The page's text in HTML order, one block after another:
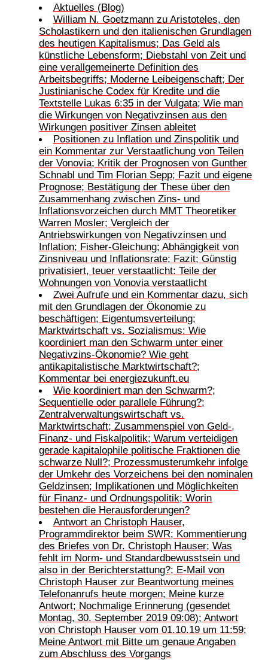
Aktuelles (Blog)
William N. Goetzmann zu Aristoteles, den
Scholastikern und den italienischen Grundlagen
des heutigen Kapitalismus; Das Geld als
künstliche Lebensform; Diebstahl von Zeit und
eine verallgemeinerte Definition des
Arbeitsbegriffs; Moderne Leibeigenschaft; Der
Justinianische Codex für Kredite und die
Textstelle Lukas 6:35 in der Vulgata; Wie man
die Wirkungen von Negativzinsen aus den
Wirkungen positiver Zinsen ableitet
Positionen zu Inflation und Zinspolitik und
ein Kommentar zur Verstaatlichung von Teilen
der Vonovia; Kritik der Prognosen von Gunther
Schnabl und Tim Florian Sepp; Fazit und eigene
Prognose; Bestätigung der These über den
Zusammenhang zwischen Zins- und
Inflationsvorzeichen durch MMT Theoretiker
Warren Mosler; Vergleich der
Antriebswirkungen von Negativzinsen und
Inflation; Fisher-Gleichung; Abhängigkeit von
Zinsniveau und Inflationsrate; Fazit; Günstig
privatisiert, teuer verstaatlicht: Teile der
Wohnungen von Vonovia verstaatlicht
Zwei Aufrufe und ein Kommentar dazu, sich
mit den Grundlagen der Ökonomie zu
beschäftigen; Eigentumsverteilung;
Marktwirtschaft vs. Sozialismus: Wie
koordiniert man den Schwarm unter einer
Negativzins-Ökonomie? Wie geht
antikapitalistische Marktwirtschaft?;
Kommentar bei energiezukunft.eu
Wie koordiniert man den Schwarm?;
Sequentielle oder parallele Führung?;
Zentralverwaltungswirtschaft vs.
Marktwirtschaft; Zusammenspiel von Geld-,
Finanz- und Fiskalpolitik; Warum verteidigen
gerade kapitalophile politische Fraktionen die
schwarze Null?; Prozessmusterumkehr infolge
der Umkehr des Vorzeichens bei den nominalen
Geldzinsen; Implikationen und Möglichkeiten
für Finanz- und Ordnungspolitik; Worin
bestehen die Herausforderungen?
Antwort an Christoph Hauser,
Programmdirektor beim SWR; Kommentierung
des Briefes von Dr. Christoph Hauser; Was
fehlt im Norm- und Standardbewusstsein und
also in der Berichterstattung?; E-Mail von
Christoph Hauser zur Beantwortung meines
Telefonanrufs heute morgen; Meine kurze
Antwort; Nochmalige Erinnerung (gesendet
Montag, 30. September 2019 09:08); Antwort
von Christoph Hauser vom 01.10.19 um 11:59;
Meine Antwort mit Bitte um genaue Angaben
zum Abschluss des Vorgangs